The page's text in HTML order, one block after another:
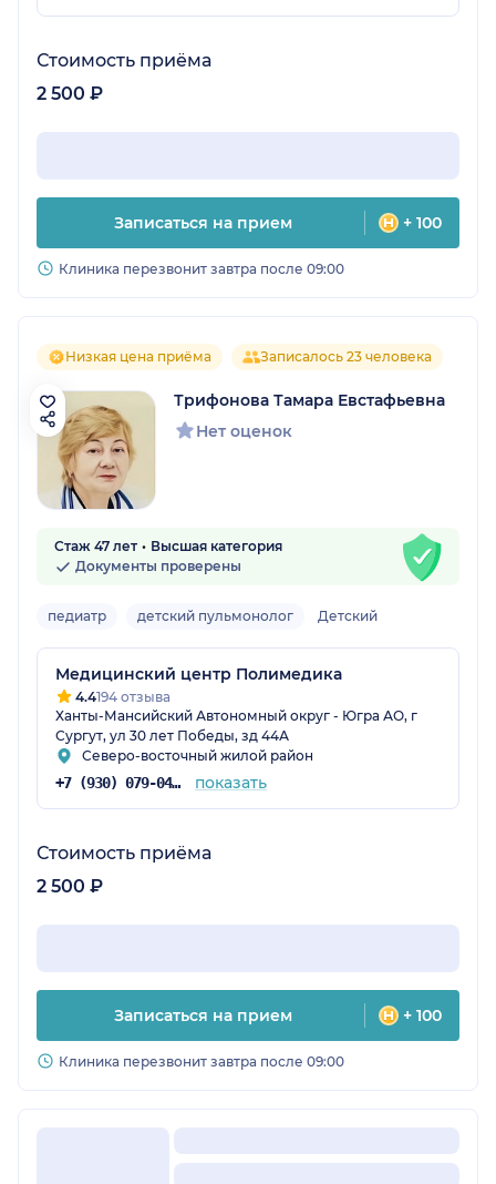
Стоимость приёма
2 500 ₽
Записаться на прием + 100
Клиника перезвонит завтра после 09:00
Низкая цена приёма Записалось 23 человека
Трифонова Тамара Евстафьевна
Нет оценок
Стаж 47 лет
Высшая категория
Документы проверены
педиатр детский пульмонолог Детский
Медицинский центр Полимедика
4.4194 отзыва
Ханты-Мансийский Автономный округ - Югра АО, г
Сургут, ул 30 лет Победы, зд 44А
Северо-восточный жилой район
+7 (930) 079-04-03 показать
Стоимость приёма
2 500 ₽
Записаться на прием + 100
Клиника перезвонит завтра после 09:00